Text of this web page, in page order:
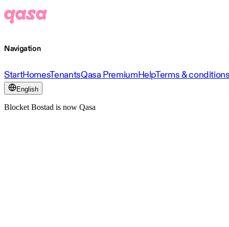
Navigation
StartHomesTenantsQasa PremiumHelpTerms &
English
Blocket Bostad is now Qasa